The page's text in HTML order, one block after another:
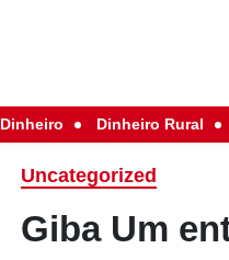
Dinheiro Dinheiro Rural
Uncategorized
Giba Um